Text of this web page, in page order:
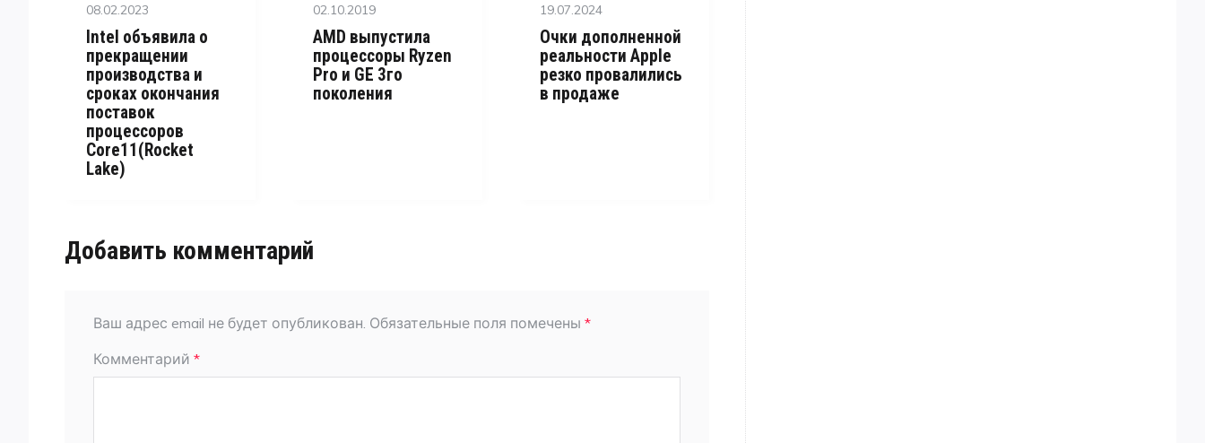
Posted
on
08.02.2023
Intel объявила о
прекращении
производства и
сроках окончания
поставок
процессоров
Core11(Rocket
Lake)
Posted
on
02.10.2019
AMD выпустила
процессоры Ryzen
Pro и GE 3го
поколения
Posted
on
19.07.2024
Очки дополненной
реальности Apple
резко провалились
в продаже
Добавить комментарий
Ваш адрес email не будет опубликован. Обязательные поля помечены *
Комментарий *